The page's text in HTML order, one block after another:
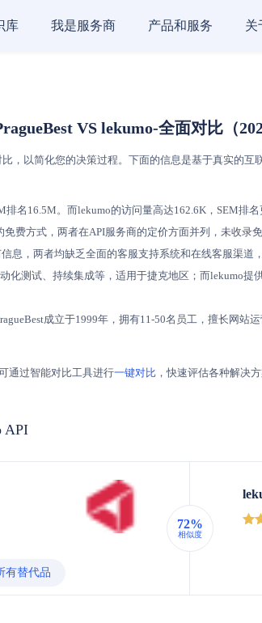
库 我是服务商 产品和服务 关
VS lekumo-全面对比（
比，以简化您的决策过程。下面的信息是基于真实的互
名16.5M。而lekumo的访问量高达162.6K，SEM排
费方式，两者在API服务商的定价方面并列，未收录
息，两者均缺乏全面的客服支持系统和在线客服渠道
化测试、持续集成等，适用于捷克地区；而lekumo
成立于1999年，拥有11-50名员工，擅长网
通过智能对比工具进行一键对比 ，快速评估各种解决
API
有替代品
72%
相似度